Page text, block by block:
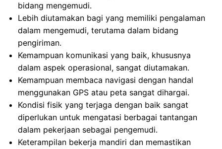
bidang mengemudi.
Lebih diutamakan bagi yang memiliki pengalaman
dalam mengemudi, terutama dalam bidang
pengiriman.
Kemampuan komunikasi yang baik, khususnya
dalam aspek operasional, sangat diutamakan.
Kemampuan membaca navigasi dengan handal
menggunakan GPS atau peta sangat dihargai.
Kondisi fisik yang terjaga dengan baik sangat
diperlukan untuk mengatasi berbagai tantangan
dalam pekerjaan sebagai pengemudi.
Keterampilan bekerja mandiri dan memastikan